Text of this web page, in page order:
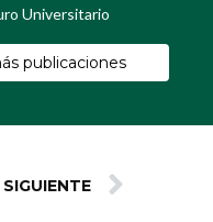
Universitario
publicaciones
SIGUIENTE